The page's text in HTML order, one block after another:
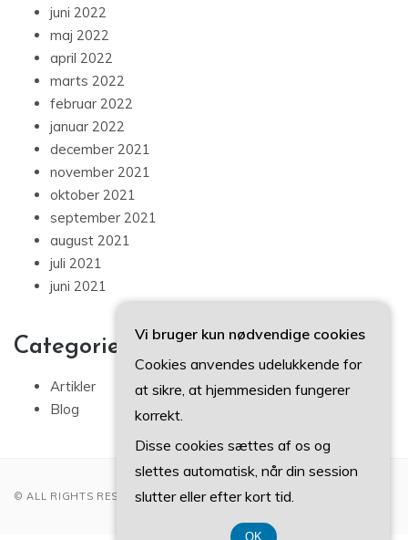
juni 2022
maj 2022
april 2022
marts 2022
februar 2022
januar 2022
december 2021
november 2021
oktober 2021
september 2021
august 2021
juli 2021
juni 2021
Categories
Artikler
Blog
© ALL RIGHTS RESERVED 2022
Vi bruger kun nødvendige cookies
Cookies anvendes udelukkende for
at sikre, at hjemmesiden fungerer
korrekt.
Disse cookies sættes af os og
slettes automatisk, når din session
slutter eller efter kort tid.
OK